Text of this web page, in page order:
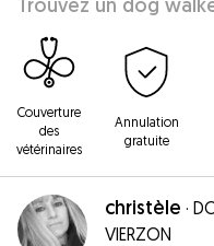
Couverture
des
vétérinaires
Annulation
gratuite
christèle ·
VIERZON